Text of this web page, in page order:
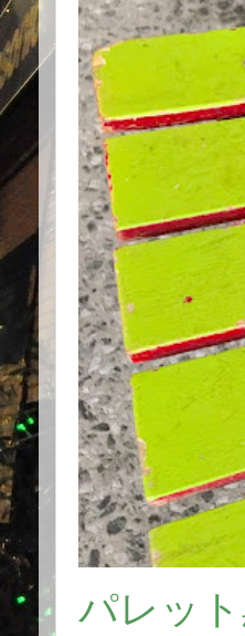
パレッ